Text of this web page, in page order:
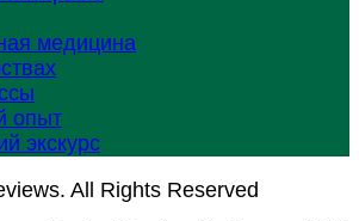
медицина
опыт
экскурс
All Rights Reserved